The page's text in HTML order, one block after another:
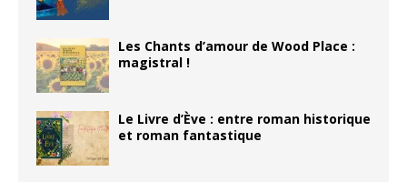
Les Chants d’amour de Wood Place :
magistral !
Le Livre d’Ève : entre roman historique
et roman fantastique